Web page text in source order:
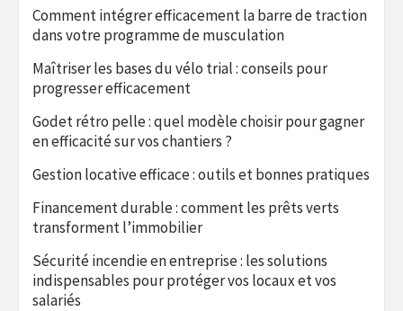
Comment intégrer efficacement la barre de traction
dans votre programme de musculation
Maîtriser les bases du vélo trial : conseils pour
progresser efficacement
Godet rétro pelle : quel modèle choisir pour gagner
en efficacité sur vos chantiers ?
Gestion locative efficace : outils et bonnes pratiques
Financement durable : comment les prêts verts
transforment l’immobilier
Sécurité incendie en entreprise : les solutions
indispensables pour protéger vos locaux et vos
salariés